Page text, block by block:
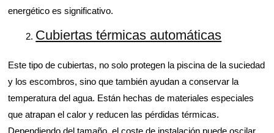
energético es significativo.
Cubiertas térmicas automáticas
Este tipo de cubiertas, no solo protegen la piscina de la suciedad
y los escombros, sino que también ayudan a conservar la
temperatura del agua. Están hechas de materiales especiales
que atrapan el calor y reducen las pérdidas térmicas.
Dependiendo del tamaño, el coste de instalación puede oscilar